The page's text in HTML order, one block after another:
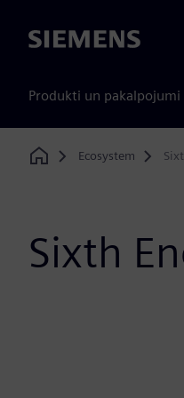
Siemens
Produkti un pakalpojumi
Home
Ecosystem
Sixth